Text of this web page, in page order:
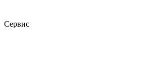
Сервис